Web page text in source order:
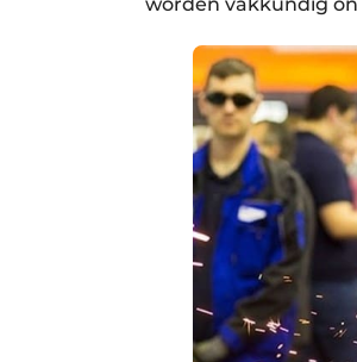
worden vakkundig